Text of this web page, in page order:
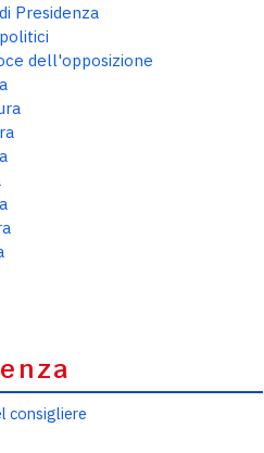
Presidenza
dell'opposizione
consigliere